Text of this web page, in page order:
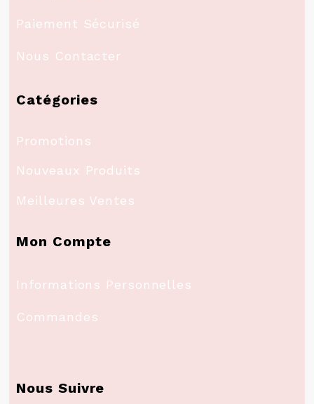
Paiement Sécurisé
Nous Contacter
Catégories
Promotions
Nouveaux Produits
Meilleures Ventes
Mon Compte
Informations Personnelles
Commandes
Nous Suivre